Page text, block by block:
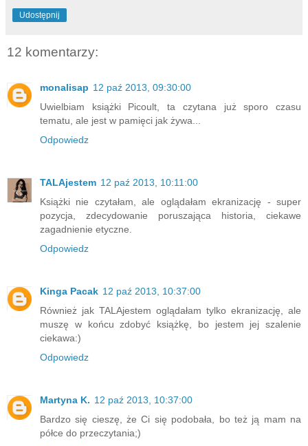
Udostępnij
12 komentarzy:
monalisap 12 paź 2013, 09:30:00
Uwielbiam książki Picoult, ta czytana już sporo czasu
tematu, ale jest w pamięci jak żywa...
Odpowiedz
TALAjestem 12 paź 2013, 10:11:00
Książki nie czytałam, ale oglądałam ekranizację - super
pozycja, zdecydowanie poruszająca historia, ciekawe
zagadnienie etyczne.
Odpowiedz
Kinga Pacak 12 paź 2013, 10:37:00
Również jak TALAjestem oglądałam tylko ekranizację, ale
muszę w końcu zdobyć książkę, bo jestem jej szalenie
ciekawa:)
Odpowiedz
Martyna K. 12 paź 2013, 10:37:00
Bardzo się cieszę, że Ci się podobała, bo też ją mam na
półce do przeczytania;)